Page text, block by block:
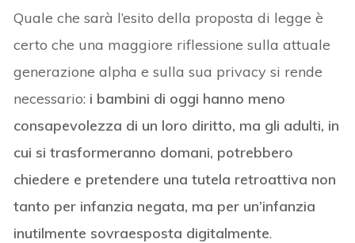
Quale che sarà l’esito della proposta di legge è
certo che una maggiore riflessione sulla attuale
generazione alpha e sulla sua privacy si rende
necessario: i bambini di oggi hanno meno
consapevolezza di un loro diritto, ma gli adulti, in
cui si trasformeranno domani, potrebbero
chiedere e pretendere una tutela retroattiva non
tanto per infanzia negata, ma per un’infanzia
inutilmente sovraesposta digitalmente.